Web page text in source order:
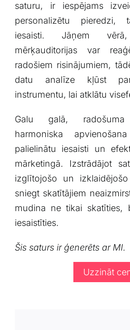
saturu, ⁤ir iespējams
personalizētu pieredzi,
iesaisti. Jāņem
mērķauditorijas var
radošiem risinājumiem,
datu analīze kļūst par
instrumentu, lai atklātu
Galu galā,
harmoniska
palielinātu iesaisti un
mārketingā. Izstrādājot
izglītojošo un⁤
sniegt skatītājiem
mudina ne tikai skatīties,
iesaistīties.
Šis saturs ir ģenerēts ar MI.
Uzzināt